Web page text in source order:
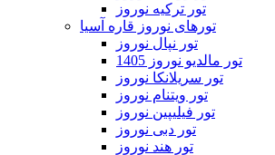
تور ترکیه نوروز
تورهای نوروز قاره آسیا
تور نپال نوروز
تور مالدیو نوروز 1405
تور سریلانکا نوروز
تور ویتنام نوروز
تور فیلیپین نوروز
تور دبی نوروز
تور هند نوروز